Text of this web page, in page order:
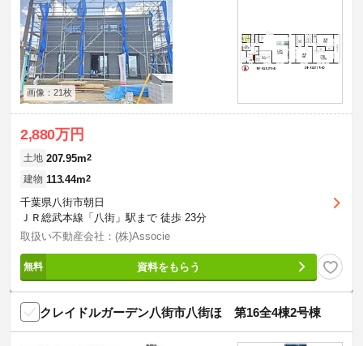
画像：21枚
2,880万円
土地 207.95m2
建物 113.44m2
千葉県八街市朝日
ＪＲ総武本線「八街」駅まで 徒歩 23分
取扱い不動産会社：(株)Associe
資料をもらう
クレイドルガーデン八街市八街ほ 第16全4棟2号棟